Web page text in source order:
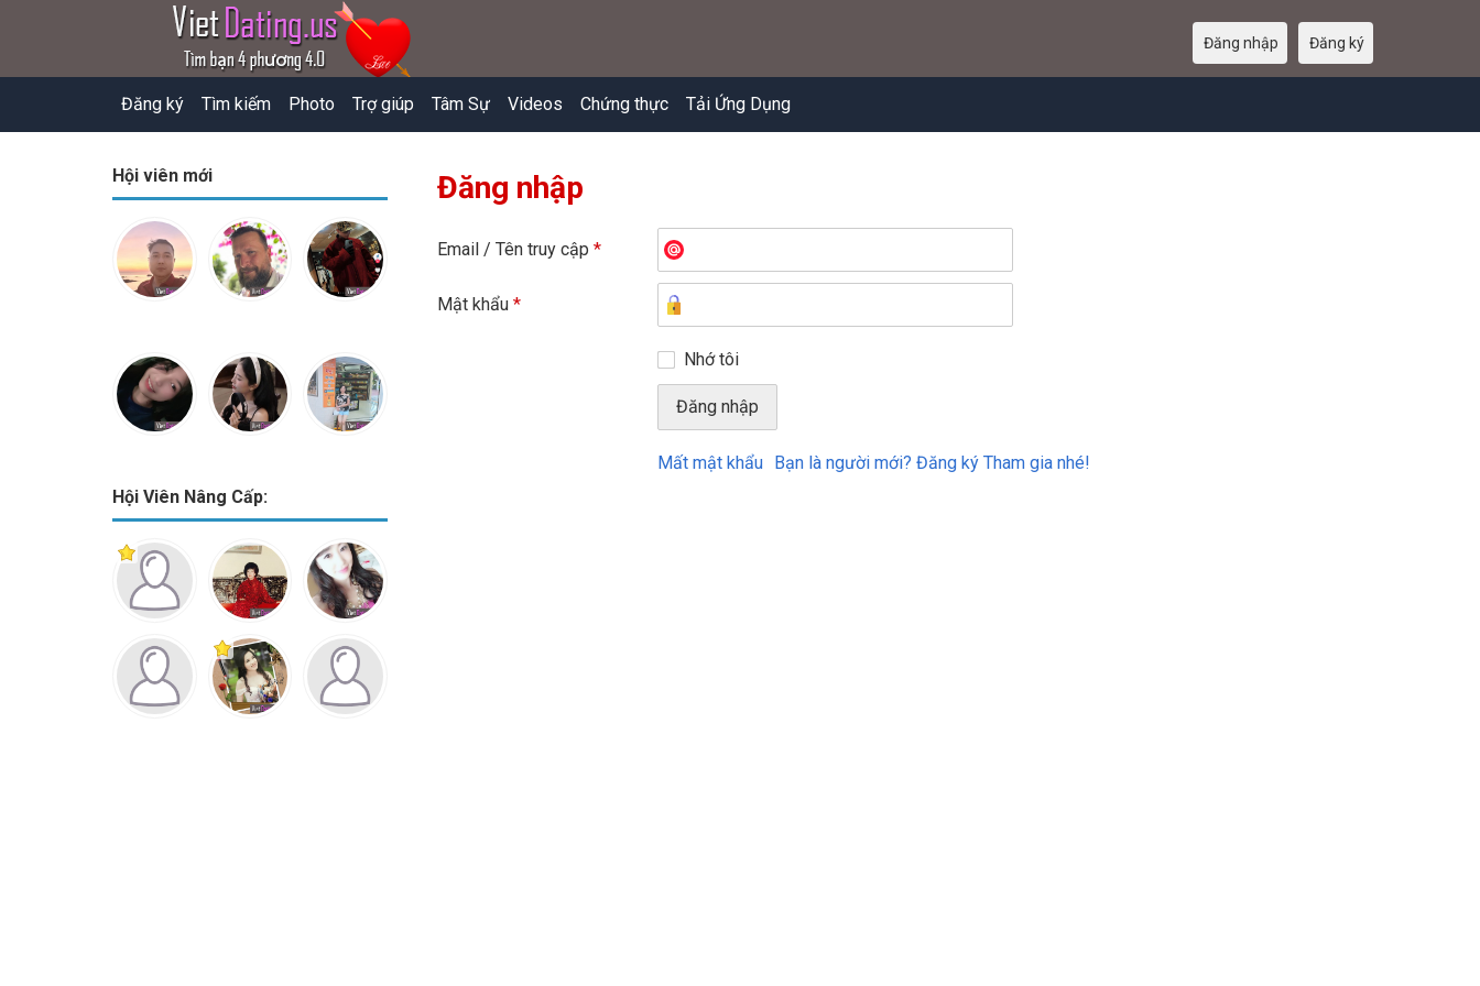
Đăng ký Tìm kiếm Photo Trợ giúp Tâm Sự Videos Chứng thực Tải Ứng Dụng
Đăng nhập Đăng ký
Hội viên mới
Hội Viên Nâng Cấp:
Đăng nhập
Email / Tên truy cập *
Mật khẩu *
Nhớ tôi
Mất mật khẩu Bạn là người mới? Đăng ký Tham gia nhé!